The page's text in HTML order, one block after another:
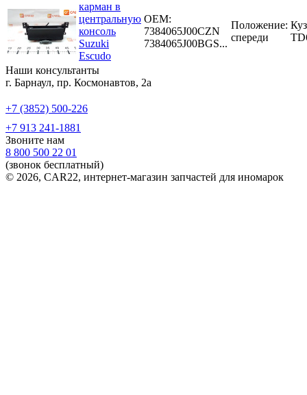
карман в
центральную
консоль
Suzuki
Escudo
OEM:
7384065J00CZN
7384065J00BGS...
Положение:
спереди
Наши консультанты
г. Барнаул, пр. Космонавтов, 2а
+7 (3852) 500-226
+7 913 241-1881
Звоните нам
8 800 500 22 01
(звонок бесплатный)
© 2026, CAR22, интернет-магазин запчастей для иномарок